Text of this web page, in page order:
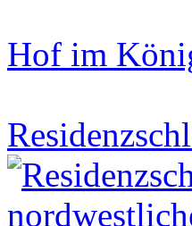
Hof im